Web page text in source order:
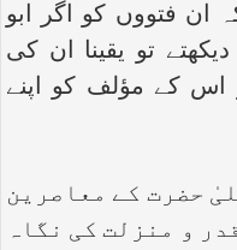
ان فتووں کو اگر ابو
تو یقینا ان کی
اس کے مؤلف کو اپنے
حضرت کے معاصرین
و منزلت کی نگاہ